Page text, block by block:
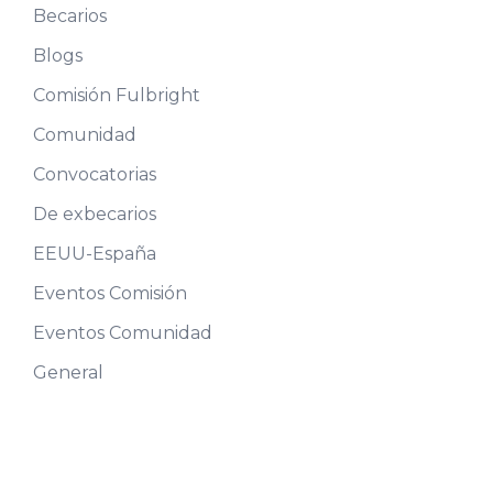
Becarios
Blogs
Comisión Fulbright
Comunidad
Convocatorias
De exbecarios
EEUU-España
Eventos Comisión
Eventos Comunidad
General